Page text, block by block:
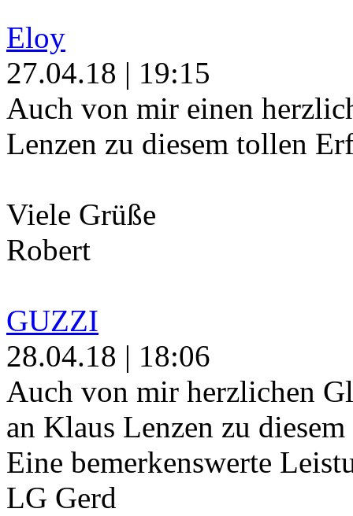
Eloy
27.04.18 | 19:15
Auch von mir einen
Lenzen zu diesem tollen
Viele Grüße
Robert
GUZZI
28.04.18 | 18:06
Auch von mir herzlichen
an Klaus Lenzen zu
Eine bemerkenswerte
LG Gerd